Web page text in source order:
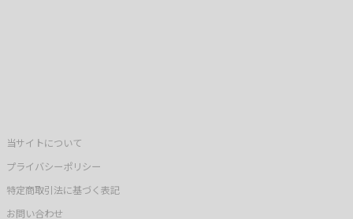
当サイトについて
プライバシーポリシー
特定商取引法に基づく表記
お問い合わせ